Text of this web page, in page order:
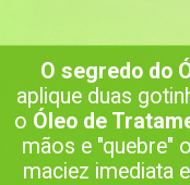
O segredo do
aplique duas
o Óleo de
mãos e "quebre"
maciez imediata